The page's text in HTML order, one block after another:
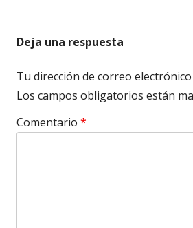
Deja una respuesta
Tu dirección de correo
Los campos obligatorios están
Comentario *